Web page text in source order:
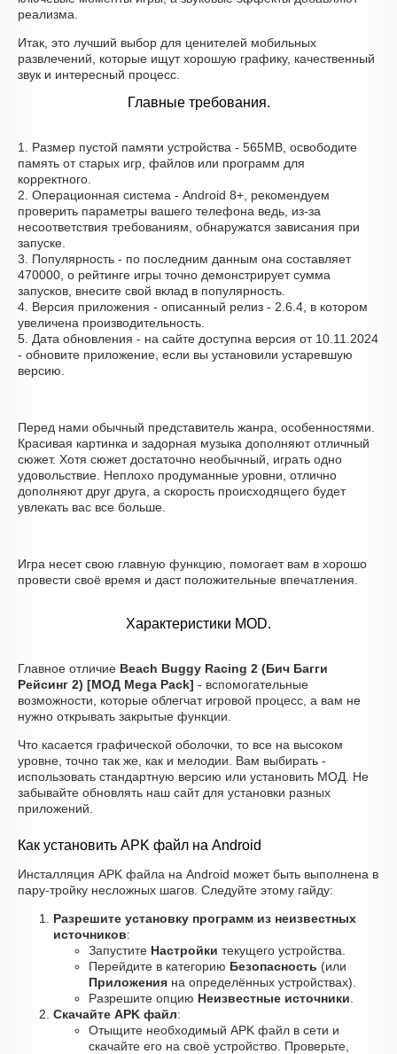
реализма.
Итак, это лучший выбор для ценителей мобильных
развлечений, которые ищут хорошую графику, качественный
звук и интересный процесс.
Главные требования.
1. Размер пустой памяти устройства - 565MB, освободите
память от старых игр, файлов или программ для
корректного.
2. Операционная система - Android 8+, рекомендуем
проверить параметры вашего телефона ведь, из-за
несоответствия требованиям, обнаружатся зависания при
запуске.
3. Популярность - по последним данным она составляет
470000, о рейтинге игры точно демонстрирует сумма
запусков, внесите свой вклад в популярность.
4. Версия приложения - описанный релиз - 2.6.4, в котором
увеличена производительность.
5. Дата обновления - на сайте доступна версия от 10.11.2024
- обновите приложение, если вы установили устаревшую
версию.
Перед нами обычный представитель жанра, особенностями.
Красивая картинка и задорная музыка дополняют отличный
сюжет. Хотя сюжет достаточно необычный, играть одно
удовольствие. Неплохо продуманные уровни, отлично
дополняют друг друга, а скорость происходящего будет
увлекать вас все больше.
Игра несет свою главную функцию, помогает вам в хорошо
провести своё время и даст положительные впечатления.
Характеристики MOD.
Главное отличие Beach Buggy Racing 2 (Бич Багги
Рейсинг 2) [МОД Mega Pack] - вспомогательные
возможности, которые облегчат игровой процесс, а вам не
нужно открывать закрытые функции.
Что касается графической оболочки, то все на высоком
уровне, точно так же, как и мелодии. Вам выбирать -
использовать стандартную версию или установить МОД. Не
забывайте обновлять наш сайт для установки разных
приложений.
Как установить APK файл на Android
Инсталляция APK файла на Android может быть выполнена в
пару-тройку несложных шагов. Следуйте этому гайду:
Разрешите установку программ из неизвестных
источников:
Запустите Настройки текущего устройства.
Перейдите в категорию Безопасность (или
Приложения на определённых устройствах).
Разрешите опцию Неизвестные источники
Скачайте APK файл:
Отыщите необходимый APK файл в сети и
скачайте его на своё устройство. Проверьте,